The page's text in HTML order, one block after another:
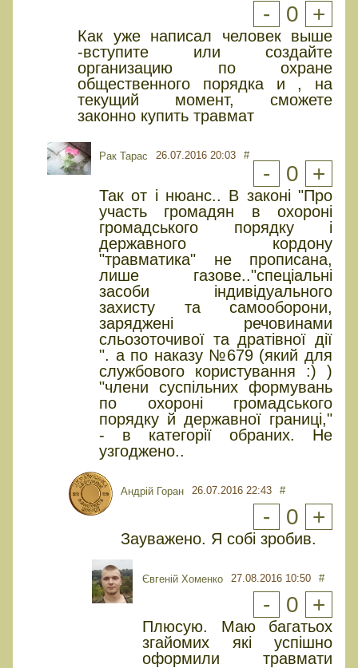
- 0 +
Как уже написал человек выше
-вступите или создайте
организацию по охране
общественного порядка и , на
текущий момент, сможете
законно купить травмат
Рак Тарас 26.07.2016 20:03 #
- 0 +
Так от і нюанс.. В законі "Про
участь громадян в охороні
громадського порядку і
державного кордону
"травматика" не прописана,
лише газове.."спеціальні
засоби індивідуального
захисту та самооборони,
заряджені речовинами
сльозоточивої та дратівної дії
". а по наказу №679 (який для
службового користування :) )
"члени суспільних формувань
по охороні громадського
порядку й державної границі,"
- в категорії обраних. Не
узгоджено..
Андрій Горан 26.07.2016 22:43 #
- 0 +
Зауважено. Я собі зробив.
Євгеній Хоменко 27.08.2016 10:50 #
- 0 +
Плюсую. Маю багатьох
згайомих які успішно
оформили травмати